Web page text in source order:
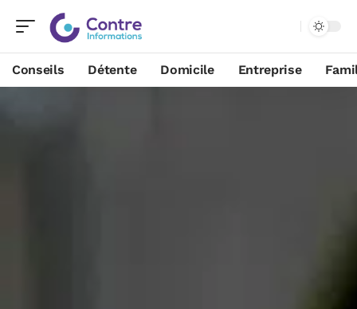
Conseils Détente Domicile Entreprise